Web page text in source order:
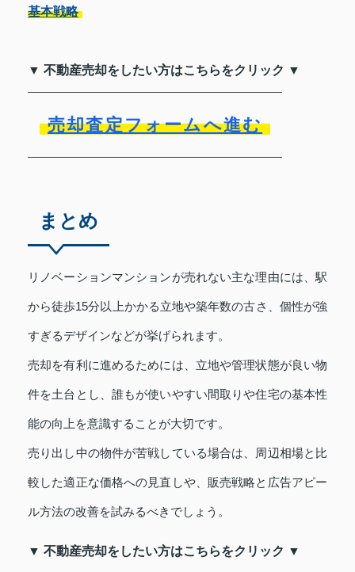
基本戦略
▼ 不動産売却をしたい方はこちらをクリック ▼
売却査定フォームへ進む
まとめ
リノベーションマンションが売れない主な理由には、駅
から徒歩15分以上かかる立地や築年数の古さ、個性が強
すぎるデザインなどが挙げられます。
売却を有利に進めるためには、立地や管理状態が良い物
件を土台とし、誰もが使いやすい間取りや住宅の基本性
能の向上を意識することが大切です。
売り出し中の物件が苦戦している場合は、周辺相場と比
較した適正な価格への見直しや、販売戦略と広告アピー
ル方法の改善を試みるべきでしょう。
▼ 不動産売却をしたい方はこちらをクリック ▼